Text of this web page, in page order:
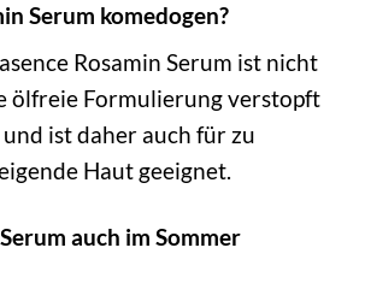
Serum komedogen?
Rosamin Serum ist nicht
ölfreie Formulierung verstopft
ist daher auch für zu
Haut geeignet.
auch im Sommer